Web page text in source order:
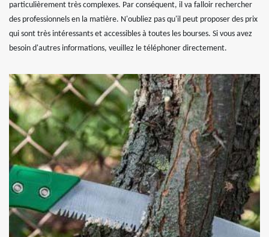
particulièrement très complexes. Par conséquent, il va falloir rechercher
des professionnels en la matière. N'oubliez pas qu'il peut proposer des prix
qui sont très intéressants et accessibles à toutes les bourses. Si vous avez
besoin d'autres informations, veuillez le téléphoner directement.